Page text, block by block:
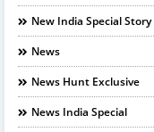
New India Special Story
News
News Hunt Exclusive
News India Special